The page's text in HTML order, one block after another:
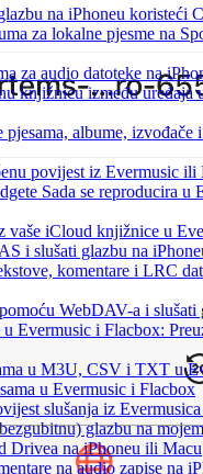
na iPhoneu koristeći
za lokalne pjesme na
za audio datoteke na
knjižnicu između uređaja
albume, izvođače
povijest iz Evermusic ili
Sada se reproducira u
vaše iCloud knjižnice u
i slušati glazbu na
komentare i LRC
WebDAV-a i slušati
Evermusic i Flacbox:
u M3U, CSV i TXT u
u Evermusic i Flacbox
slušanja iz
glazbu na
Drivea na iPhoneu ili Macu
na audio zapise na